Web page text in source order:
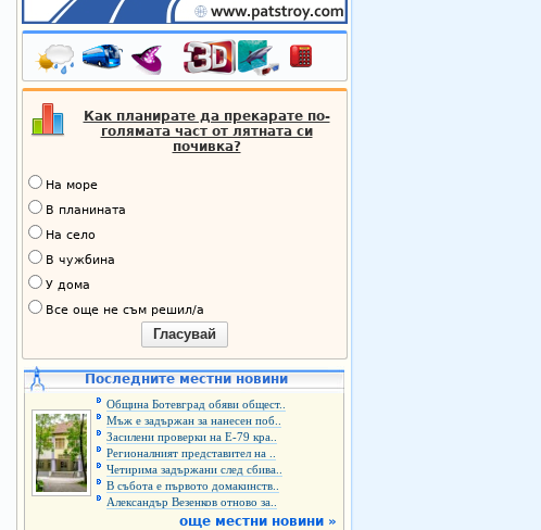
Как планирате да прекарате по-
голямата част от лятната си
почивка?
На море
В планината
На село
В чужбина
У дома
Все още не съм решил/а
Гласувай
Последните местни новини
Община Ботевград обяви общест..
Мъж е задържан за нанесен поб..
Засилени проверки на Е-79 кра..
Регионалният представител на ..
Четирима задържани след сбива..
В събота е първото домакинств..
Александър Везенков отново за..
още местни новини »